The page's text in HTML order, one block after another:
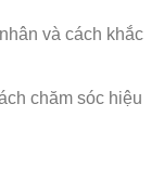
và cách khắc
chăm sóc hiệu